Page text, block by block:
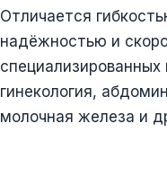
Отличается
надёжностью и
гинекология,
молочная железа и